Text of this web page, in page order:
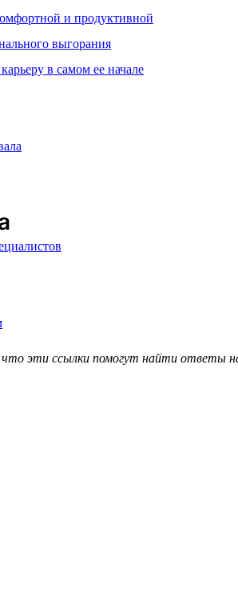
и продуктивной
выгорания
в самом ее начале
эти ссылки помогут найти ответы